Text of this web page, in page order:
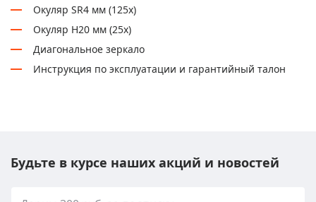
Окуляр SR4 мм (125х)
Окуляр H20 мм (25х)
Диагональное зеркало
Инструкция по эксплуатации и гарантийный талон
Будьте в курсе наших акций и новостей